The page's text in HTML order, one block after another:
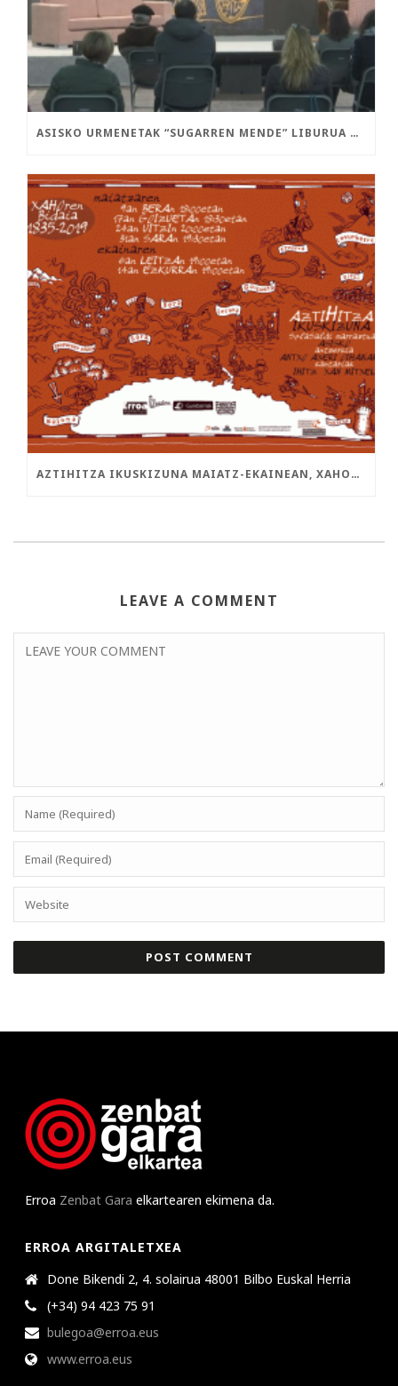
ASISKO URMENETAK “SUGARREN MENDE” LIBURUA AURKEZTU DU DURANGON
AZTIHITZA IKUSKIZUNA MAIATZ-EKAINEAN, XAHOREN BIDEARI JARRAIKI
LEAVE A COMMENT
Erroa Zenbat Gara elkartearen ekimena da.
ERROA ARGITALETXEA
Done Bikendi 2, 4. solairua 48001 Bilbo Euskal Herria
(+34) 94 423 75 91
bulegoa@erroa.eus
www.erroa.eus